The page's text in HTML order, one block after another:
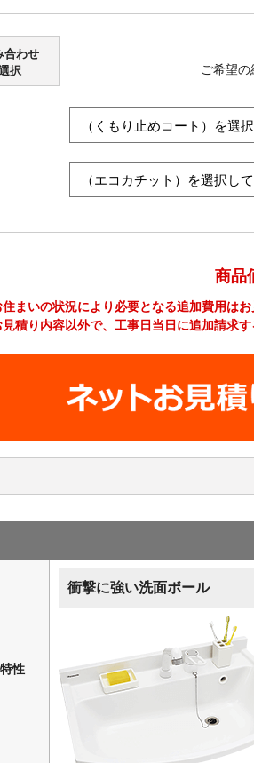
合わせ
択
ご希望
商品
まいの状況により必要となる追加費用はお
見積り内容以外で、工事日当日に追加請求
性
衝撃に強い洗面ボール